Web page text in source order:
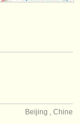
Beijing , Chine